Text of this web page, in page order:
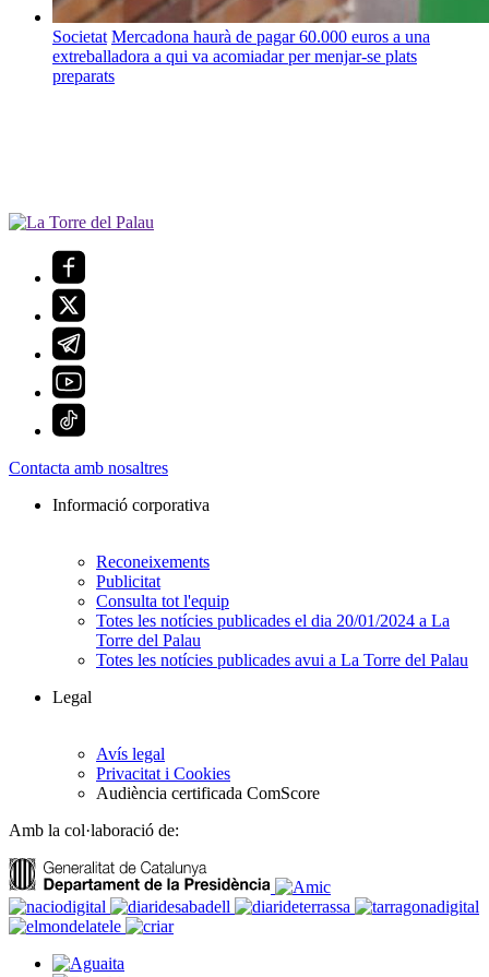
Societat Mercadona haurà de pagar 60.000 euros a una
extreballadora a qui va acomiadar per menjar-se plats
preparats
Contacta amb nosaltres
Informació corporativa
Reconeixements
Publicitat
Consulta tot l'equip
Totes les notícies publicades el dia 20/01/2024 a La
Torre del Palau
Totes les notícies publicades avui a La Torre del Palau
Legal
Avís legal
Privacitat i Cookies
Audiència certificada ComScore
Amb la col·laboració de: